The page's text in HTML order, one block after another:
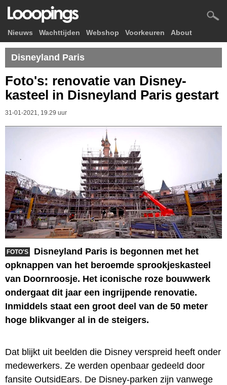
Nieuws Wachttijden Webshop Voorkeuren About
Disneyland Paris
Foto's: renovatie van Disney-
kasteel in Disneyland Paris gestart
31-01-2021, 19.29 uur
FOTO'S
Disneyland Paris is begonnen met het
opknappen van het beroemde sprookjeskasteel
van Doornroosje. Het iconische roze bouwwerk
ondergaat dit jaar een ingrijpende renovatie.
Inmiddels staat een groot deel van de 50 meter
hoge blikvanger al in de steigers.
Dat blijkt uit beelden die Disney verspreid heeft onder
medewerkers. Ze werden openbaar gedeeld door
fansite OutsidEars. De Disney-parken zijn vanwege